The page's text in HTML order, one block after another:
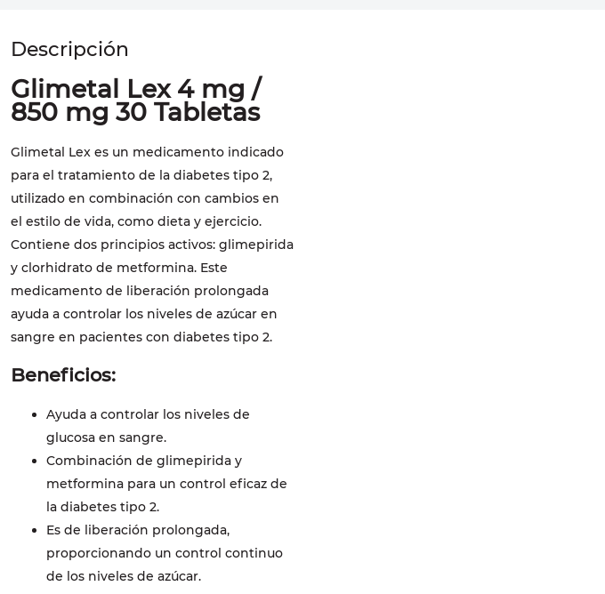
Glimetal Lex 4 mg /
850 mg 30 Tabletas
Glimetal Lex es un medicamento indicado
para el tratamiento de la diabetes tipo 2,
utilizado en combinación con cambios en
el estilo de vida, como dieta y ejercicio.
Contiene dos principios activos: glimepirida
y clorhidrato de metformina. Este
medicamento de liberación prolongada
ayuda a controlar los niveles de azúcar en
sangre en pacientes con diabetes tipo 2.
Beneficios:
Ayuda a controlar los niveles de
glucosa en sangre.
Combinación de glimepirida y
metformina para un control eficaz de
la diabetes tipo 2.
Es de liberación prolongada,
proporcionando un control continuo
de los niveles de azúcar.